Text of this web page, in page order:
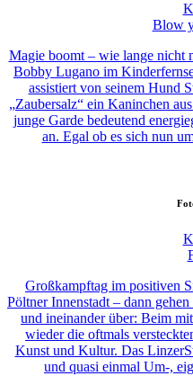
Blow
Magie boomt – wie lange nicht
Bobby Lugano im
assistiert von seinem Hund
„Zaubersalz“ ein Kaninchen
junge Garde bedeutend
an. Egal ob es sich nun
Großkampftag im positiven
Pöltner Innenstadt – dann
und ineinander über: Beim
wieder die oftmals
Kunst und Kultur. Das
und quasi einmal Um-,